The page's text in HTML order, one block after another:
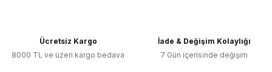
Ürün fiyatı diğer sitelerden daha pahalı.
Bu ürüne benzer farklı alternatifler olmalı.
Ücretsiz Kargo
8000 TL ve üzeri kargo bedava
İade & Değişim Kolaylığı
7 Gün içerisinde değişim